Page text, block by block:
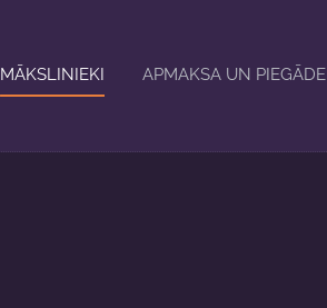
MĀKSLINIEKI APMAKSA UN PIEGĀDE